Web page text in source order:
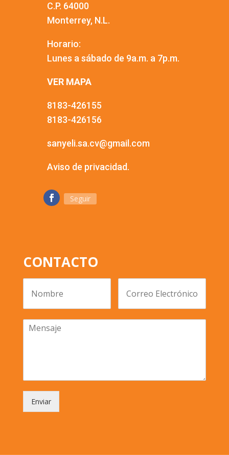
C.P. 64000
Monterrey, N.L.
Horario:
Lunes a sábado de 9a.m. a 7p.m.
VER MAPA
8183-426155
8183-426156
sanyeli.sa.cv@gmail.com
Aviso de privacidad.
Seguir
CONTACTO
Enviar